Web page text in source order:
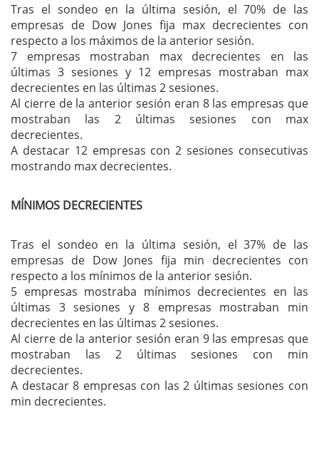
Tras el sondeo en la última sesión, el 70% de las
empresas de Dow Jones fija max decrecientes con
respecto a los máximos de la anterior sesión.
7 empresas mostraban max decrecientes en las
últimas 3 sesiones y 12 empresas mostraban max
decrecientes en las últimas 2 sesiones.
Al cierre de la anterior sesión eran 8 las empresas que
mostraban las 2 últimas sesiones con max
decrecientes.
A destacar 12 empresas con 2 sesiones consecutivas
mostrando max decrecientes.
MÍNIMOS DECRECIENTES
Tras el sondeo en la última sesión, el 37% de las
empresas de Dow Jones fija min decrecientes con
respecto a los mínimos de la anterior sesión.
5 empresas mostraba mínimos decrecientes en las
últimas 3 sesiones y 8 empresas mostraban min
decrecientes en las últimas 2 sesiones.
Al cierre de la anterior sesión eran 9 las empresas que
mostraban las 2 últimas sesiones con min
decrecientes.
A destacar 8 empresas con las 2 últimas sesiones con
min decrecientes.